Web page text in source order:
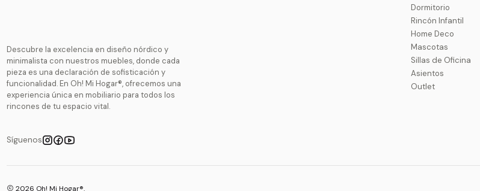
Descubre la excelencia en diseño nórdico y
minimalista con nuestros muebles, donde cada
pieza es una declaración de sofisticación y
funcionalidad. En Oh! Mi Hogar®, ofrecemos una
experiencia única en mobiliario para todos los
rincones de tu espacio vital.
Síguenos
Dormitorio
Rincón Infantil
Home Deco
Mascotas
Sillas de Oficina
Asientos
Outlet
2026 Oh! Mi Hogar®.